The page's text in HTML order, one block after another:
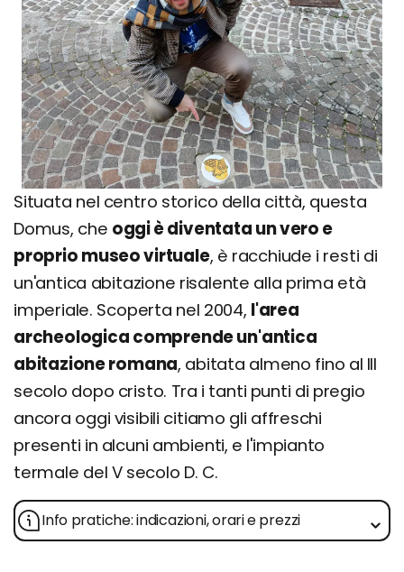
Situata nel centro storico della città, questa
Domus, che oggi è diventata un vero e
proprio museo virtuale, è racchiude i resti di
un'antica abitazione risalente alla prima età
imperiale. Scoperta nel 2004, l'area
archeologica comprende un'antica
abitazione romana, abitata almeno fino al III
secolo dopo cristo. Tra i tanti punti di pregio
ancora oggi visibili citiamo gli affreschi
presenti in alcuni ambienti, e l'impianto
termale del V secolo D. C.
Info pratiche: indicazioni, orari e prezzi